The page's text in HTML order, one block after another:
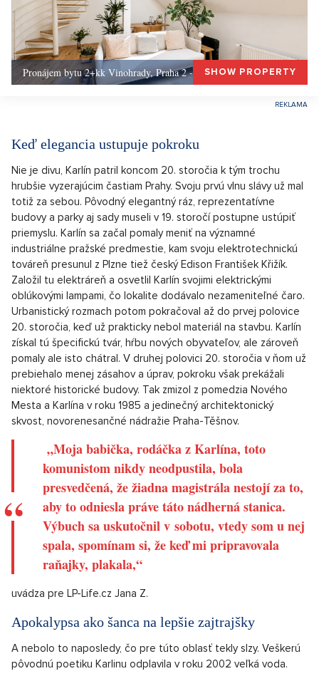
Pronájem bytu 2+kk Vinohrady, Praha 2 - 72 m², Praha 2
SHOW PROPERTY
Keď elegancia ustupuje pokroku
Nie je divu, Karlín patril koncom 20. storočia k tým trochu
hrubšie vyzerajúcim častiam Prahy. Svoju prvú vlnu slávy už mal
totiž za sebou. Pôvodný elegantný ráz, reprezentatívne
budovy a parky aj sady museli v 19. storočí postupne ustúpiť
priemyslu. Karlín sa začal pomaly meniť na významné
industriálne pražské predmestie, kam svoju elektrotechnickú
továreň presunul z Plzne tiež český Edison František Křižík.
Založil tu elektráreň a osvetlil Karlín svojimi elektrickými
oblúkovými lampami, čo lokalite dodávalo nezameniteľné čaro.
Urbanistický rozmach potom pokračoval až do prvej polovice
20. storočia, keď už prakticky nebol materiál na stavbu. Karlín
získal tú špecifickú tvár, hŕbu nových obyvateľov, ale zároveň
pomaly ale isto chátral. V druhej polovici 20. storočia v ňom už
prebiehalo menej zásahov a úprav, pokroku však prekážali
niektoré historické budovy. Tak zmizol z pomedzia Nového
Mesta a Karlína v roku 1985 a jedinečný architektonický
skvost, novorenesančné nádražie Praha-Těšnov.
„Moja babička, rodáčka z Karlína, toto
komunistom nikdy neodpustila, bola
presvedčená, že žiadna magistrála nestojí za to,
aby to odniesla práve táto nádherná stanica.
Výbuch sa uskutočnil v sobotu, vtedy som u nej
spala, spomínam si, že keď mi pripravovala
raňajky, plakala,“
uvádza pre LP-Life.cz Jana Z.
Apokalypsa ako šanca na lepšie zajtrajšky
A nebolo to naposledy, čo pre túto oblasť tekly slzy. Veškerú
pôvodnú poetiku Karlinu odplavila v roku 2002 veľká voda.